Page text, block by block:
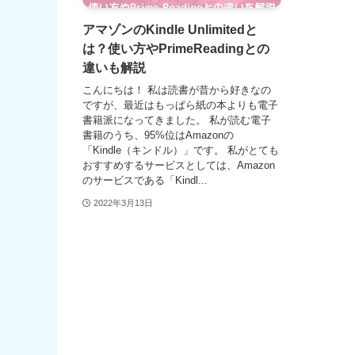
アマゾンのKindle Unlimitedと
は？使い方やPrimeReadingとの
違いも解説
こんにちは！ 私は読書が昔から好きなの
ですが、最近はもっぱら紙の本よりも電子
書籍派になってきました。 私が読む電子
書籍のうち、95%位はAmazonの
「Kindle（キンドル）」です。 私がとても
おすすめするサービスとしては、Amazon
のサービスである「Kindl...
2022年3月13日